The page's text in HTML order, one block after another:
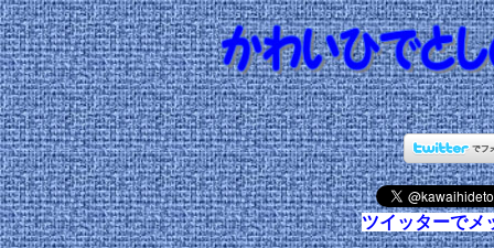
ツイッターでメ